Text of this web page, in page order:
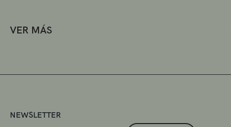
VER MÁS
NEWSLETTER